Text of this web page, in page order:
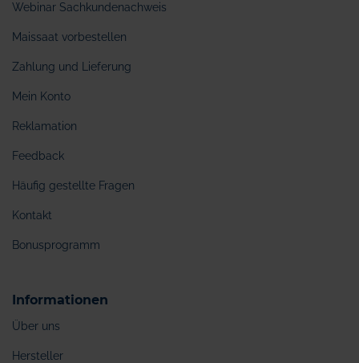
Webinar Sachkundenachweis
Maissaat vorbestellen
Zahlung und Lieferung
Mein Konto
Reklamation
Feedback
Häufig gestellte Fragen
Kontakt
Bonusprogramm
Informationen
Über uns
Hersteller